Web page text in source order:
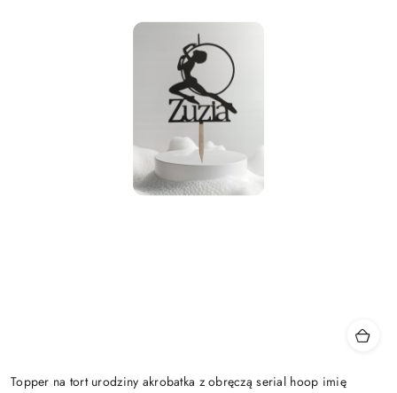
Topper na tort urodziny akrobatka z obręczą serial hoop imię